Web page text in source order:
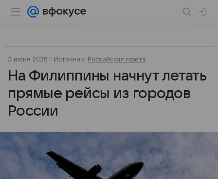
3 июня 2026 Источник: Российская газета
На Филиппины начнут летать
прямые рейсы из городов
России